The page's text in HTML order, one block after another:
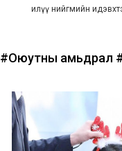
илүү нийгмийн
#Оюутны амьдрал